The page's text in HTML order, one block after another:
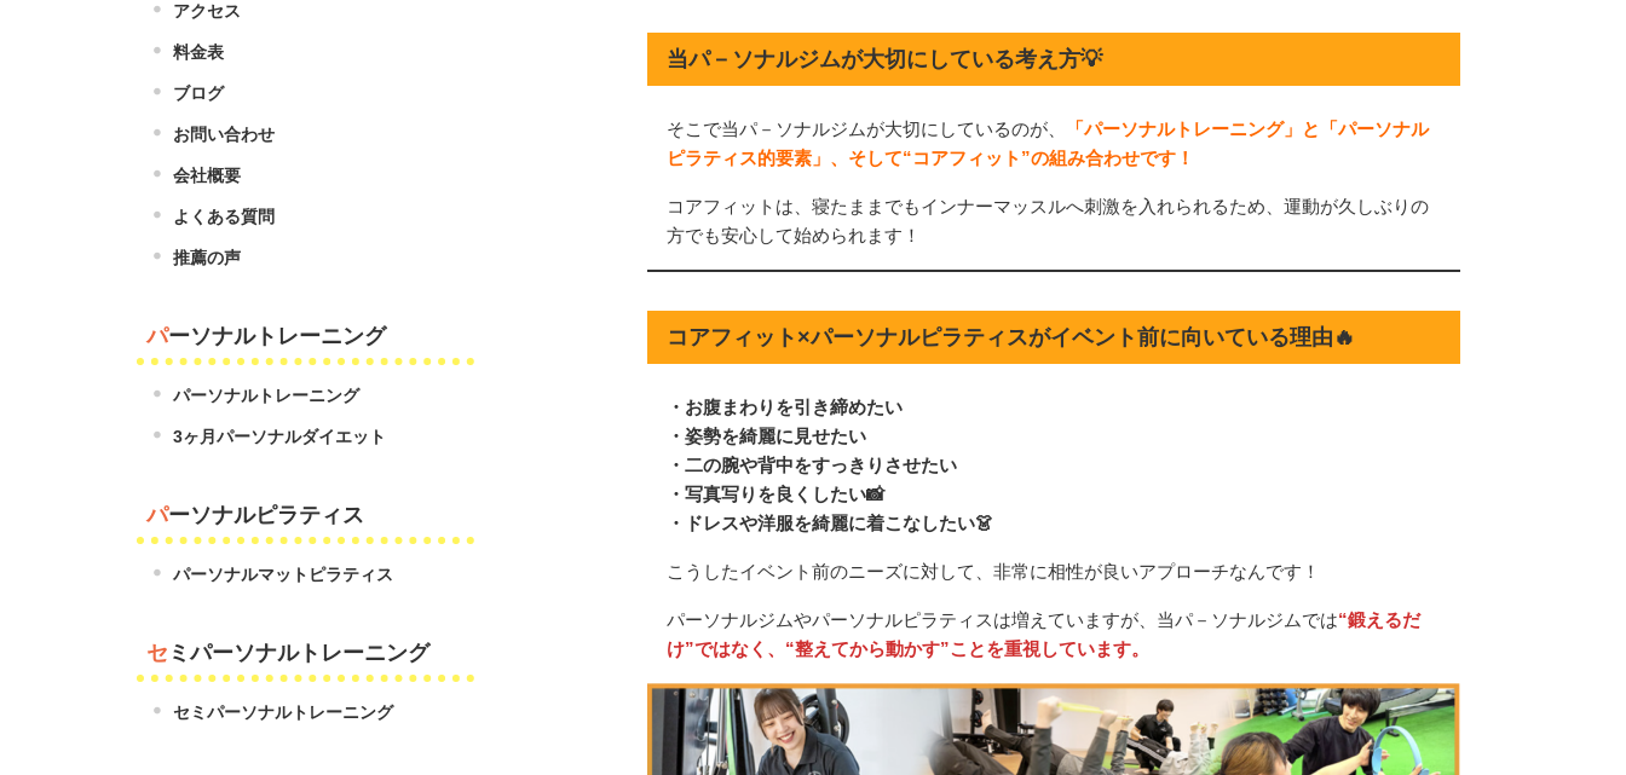
当パ－ソナルジムが大切にしている考え方💡
そこで当パ－ソナルジムが大切にしているのが、
「パーソナルトレーニング」と「パーソナル
ピラティス的要素」、そして“コアフィット”の組み合わせです！
コアフィットは、寝たままでもインナーマッスルへ刺激を入れられるため、運動が久しぶりの
方でも安心して始められます！
コアフィット×パーソナルピラティスがイベント前に向いている理由🔥
・お腹まわりを引き締めたい
・姿勢を綺麗に見せたい
・二の腕や背中をすっきりさせたい
・写真写りを良くしたい📸
・ドレスや洋服を綺麗に着こなしたい👗
こうしたイベント前のニーズに対して、非常に相性が良いアプローチなんです！
パーソナルジムやパーソナルピラティスは増えていますが、当パ－ソナルジムでは“鍛えるだ
け”ではなく、“整えてから動かす”ことを重視しています。
アクセス
料金表
ブログ
お問い合わせ
会社概要
よくある質問
推薦の声
パーソナルトレーニング
パーソナルトレーニング
3ヶ月パーソナルダイエット
パーソナルピラティス
パーソナルマットピラティス
セミパーソナルトレーニング
セミパーソナルトレーニング